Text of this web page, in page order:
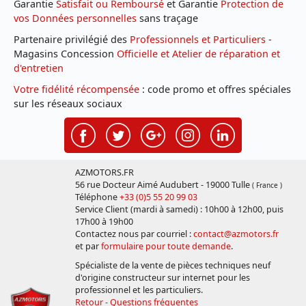
Garantie Satisfait ou Remboursé et Garantie Protection de
vos Données personnelles sans traçage
Partenaire privilégié des Professionnels et Particuliers -
Magasins Concession Officielle et Atelier de réparation et
d'entretien
Votre fidélité récompensée : code promo et offres spéciales
sur les réseaux sociaux
AZMOTORS.FR
56 rue Docteur Aimé Audubert - 19000 Tulle ( France )
Téléphone+33 (0)5 55 20 99 03
Service Client (mardi à samedi) : 10h00 à 12h00, puis
17h00 à 19h00
Contactez nous par courriel :contact@azmotors.fr
et parformulaire pour toute demande.
Spécialiste de la vente de pièces techniques neuf
d'origine constructeur sur internet pour les
professionnel et les particuliers.
Retour - Questions fréquentes